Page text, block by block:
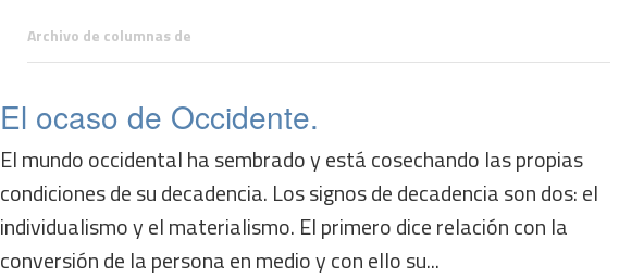
Archivo de columnas de
El ocaso de Occidente.
El mundo occidental ha sembrado y está cosechando las propias
condiciones de su decadencia. Los signos de decadencia son dos: el
individualismo y el materialismo. El primero dice relación con la
conversión de la persona en medio y con ello su...